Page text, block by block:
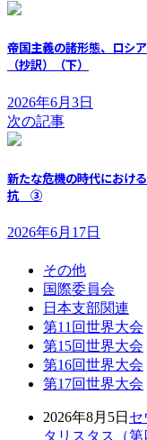
帝国主義の諸形態、ロシ
（抄訳）（下）
2026年6月3日
次の記事
新たな危機の時代におけ
抗 ③
2026年6月17日
その他
国際委員会
日本支部関連
第11回世界大会
第15回世界大会
第16回世界大会
第17回世界大会
2026年8月5日 セ
タリスタス（